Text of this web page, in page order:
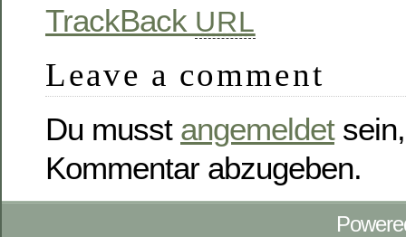
TrackBack URL
Leave a comment
Du musst angemeldet
Kommentar abzugeben.